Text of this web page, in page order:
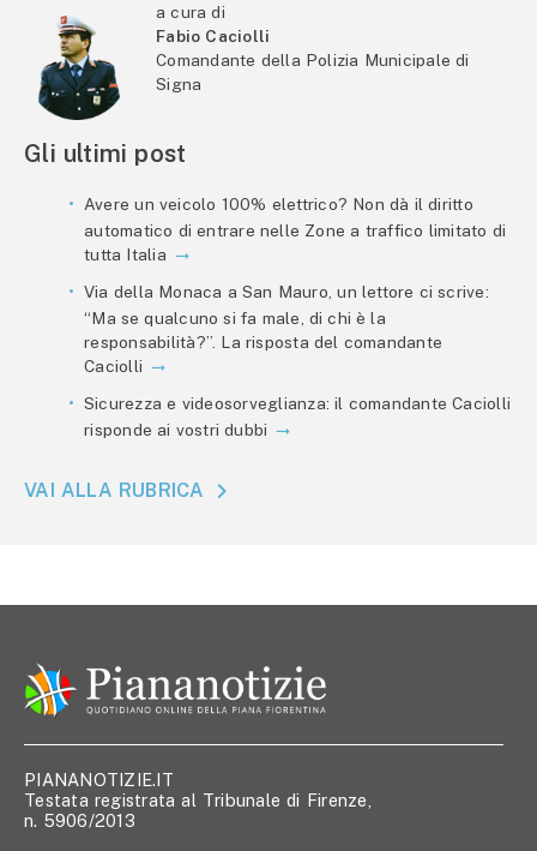
a cura di
Fabio Caciolli
Comandante della Polizia Municipale di
Signa
Gli ultimi post
Avere un veicolo 100% elettrico? Non dà il diritto
automatico di entrare nelle Zone a traffico limitato di
tutta Italia
Via della Monaca a San Mauro, un lettore ci scrive:
“Ma se qualcuno si fa male, di chi è la
responsabilità?”. La risposta del comandante
Caciolli
Sicurezza e videosorveglianza: il comandante Caciolli
risponde ai vostri dubbi
VAI ALLA RUBRICA
PIANANOTIZIE.IT
Testata registrata al Tribunale di Firenze,
n. 5906/2013